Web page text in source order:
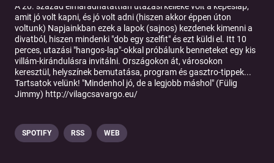
A 20. század elmaradhatattlan utazási kelléke volt a képeslap,
amit jó volt kapni, és jó volt adni (hiszen akkor éppen úton
voltunk) Napjainkban ezek a lapok (sajnos) kezdenek kimenni a
divatból, hiszen mindenki "dob egy szelfit" és ezt küldi el. Itt 10
perces, utazási "hangos-lap"-okkal próbálunk benneteket egy kis
villám-kirándulásra invitálni. Országokon át, városokon
keresztül, helyszínek bemutatása, program és gasztro-tippek...
Tartsatok velünk! "Mindenhol jó, de a legjobb máshol" (Fülig
Jimmy) http://vilagcsavargo.eu/
SPOTIFY RSS WEB